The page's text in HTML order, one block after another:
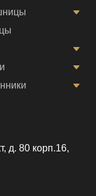
д. 80 корп.16,